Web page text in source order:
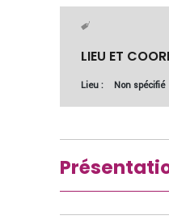
LIEU ET
Lieu : Non spécifié